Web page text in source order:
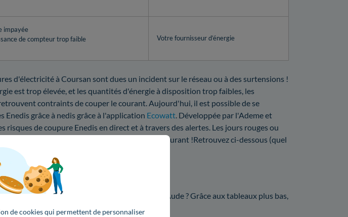
de cookies qui permettent de personnaliser
impayée
de compteur trop faible
Votre fournisseur d’énergie
d'électricité à Coursan sont dues un incident sur le réseau ou à des surtensions !
est trop élevée, et les quantités d'énergie à disposition trop faibles, les
contraints de couper le courant. Aujourd'hui, il est possible de se
Enedis grâce à nedis grâce à l'application Ecowatt. Développée par l'Ademe et
risques de coupure Enedis en direct et à travers des alertes. Les jours rouges ou
votre consommation pour éviter la coupure de courant !Retrouvez ci-dessous (quel
dans le cas d'une panne.
au sein du 11110 ?
d'un dépannage électrique par Enedis dans l'Aude ? Grâce aux tableaux plus bas,
d'un tel service :